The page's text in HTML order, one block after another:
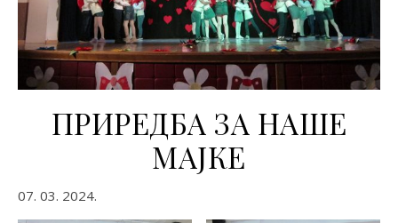
ПРИРЕДБА ЗА НАШЕ
МАЈКЕ
07. 03. 2024.